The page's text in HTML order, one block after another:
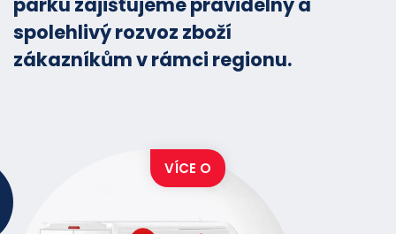
spolehlivý rozvoz zboží
zákazníkům v rámci regionu.
VÍCE O